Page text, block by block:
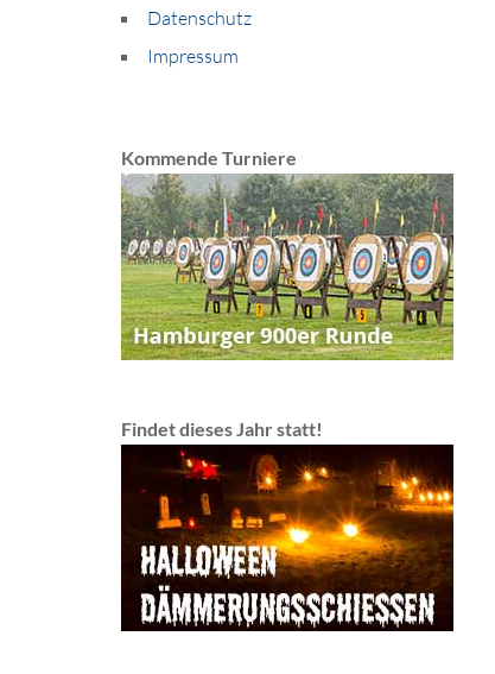
Datenschutz
Impressum
Kommende Turniere
Findet dieses Jahr statt!